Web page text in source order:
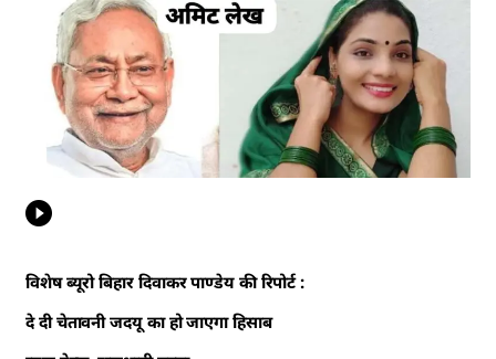
विशेष ब्यूरो बिहार दिवाकर पाण्डेय की रिपोर्ट :
दे दी चेतावनी जदयू का हो जाएगा हिसाब